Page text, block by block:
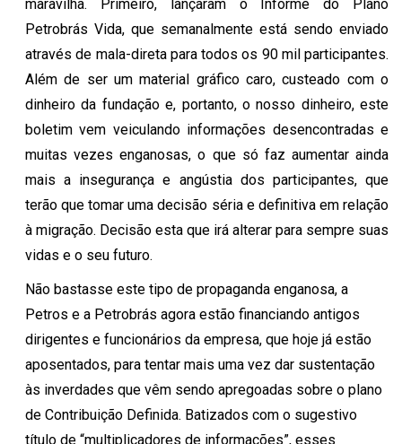
maravilha. Primeiro, lançaram o Informe do Plano
Petrobrás Vida, que semanalmente está sendo enviado
através de mala-direta para todos os 90 mil participantes.
Além de ser um material gráfico caro, custeado com o
dinheiro da fundação e, portanto, o nosso dinheiro, este
boletim vem veiculando informações desencontradas e
muitas vezes enganosas, o que só faz aumentar ainda
mais a insegurança e angústia dos participantes, que
terão que tomar uma decisão séria e definitiva em relação
à migração. Decisão esta que irá alterar para sempre suas
vidas e o seu futuro.
Não bastasse este tipo de propaganda enganosa, a
Petros e a Petrobrás agora estão financiando antigos
dirigentes e funcionários da empresa, que hoje já estão
aposentados, para tentar mais uma vez dar sustentação
às inverdades que vêm sendo apregoadas sobre o plano
de Contribuição Definida. Batizados com o sugestivo
título de “multiplicadores de informações”, esses